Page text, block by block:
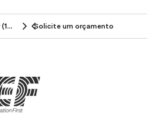
EF Idiomas no exterior (19+ anos) Solicite um orçamento